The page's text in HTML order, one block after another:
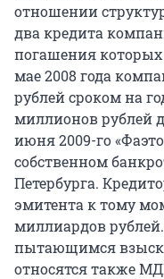
отношении
два кредита
погашения
мае 2008 года
рублей сроком на
миллионов рублей
июня 2009-го
собственном
Петербурга.
эмитента к тому
миллиардов
пытающимся
относятся также